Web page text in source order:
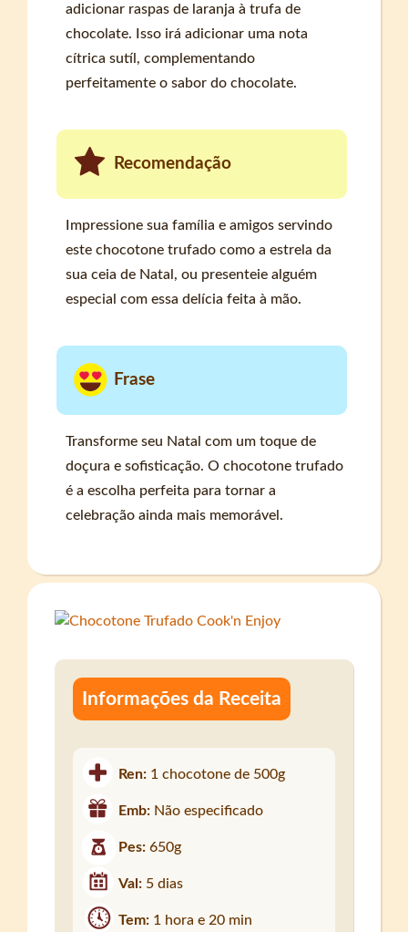
adicionar raspas de laranja à trufa de
chocolate. Isso irá adicionar uma nota
cítrica sutíl, complementando
perfeitamente o sabor do chocolate.
Recomendação
Impressione sua família e amigos servindo
este chocotone trufado como a estrela da
sua ceia de Natal, ou presenteie alguém
especial com essa delícia feita à mão.
Frase
Transforme seu Natal com um toque de
doçura e sofisticação. O chocotone trufado
é a escolha perfeita para tornar a
celebração ainda mais memorável.
Informações da Receita
Ren: 1 chocotone de 500g
Emb: Não especificado
Pes:650g
Val: 5 dias
Tem: 1 hora e 20 min